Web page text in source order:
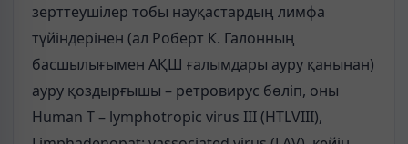
зерттеушілер тобы науқастардың лимфа
түйіндерінен (ал Роберт К. Галонның
басшылығымен АҚШ ғалымдары ауру қанынан)
ауру қоздырғышы – ретровирус бөліп, оны
Human Т – lуmрһоtrоріс virus III (НТLVІІІ),